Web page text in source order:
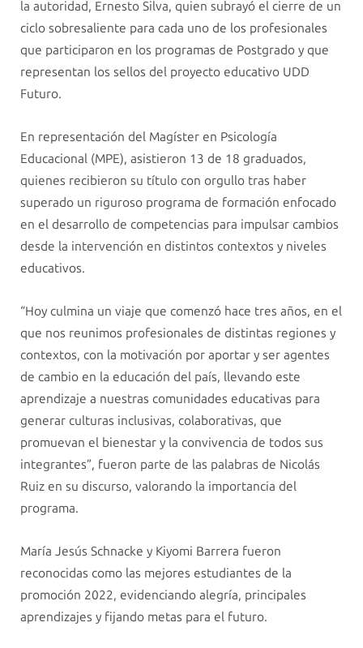
la autoridad, Ernesto Silva, quien subrayó el cierre de un
ciclo sobresaliente para cada uno de los profesionales
que participaron en los programas de Postgrado y que
representan los sellos del proyecto educativo UDD
Futuro.
En representación del Magíster en Psicología
Educacional (MPE), asistieron 13 de 18 graduados,
quienes recibieron su título con orgullo tras haber
superado un riguroso programa de formación enfocado
en el desarrollo de competencias para impulsar cambios
desde la intervención en distintos contextos y niveles
educativos.
“Hoy culmina un viaje que comenzó hace tres años, en el
que nos reunimos profesionales de distintas regiones y
contextos, con la motivación por aportar y ser agentes
de cambio en la educación del país, llevando este
aprendizaje a nuestras comunidades educativas para
generar culturas inclusivas, colaborativas, que
promuevan el bienestar y la convivencia de todos sus
integrantes”, fueron parte de las palabras de Nicolás
Ruiz en su discurso, valorando la importancia del
programa.
María Jesús Schnacke y Kiyomi Barrera fueron
reconocidas como las mejores estudiantes de la
promoción 2022, evidenciando alegría, principales
aprendizajes y fijando metas para el futuro.